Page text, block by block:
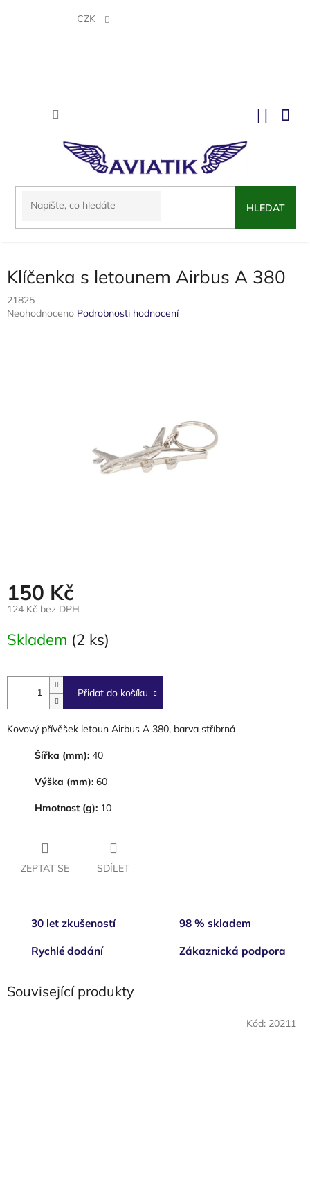
CZK
HLEDAT
Klíčenka s letounem Airbus A 380
21825
Průměrné
Neohodnoceno Podrobnosti hodnocení
150 Kč
124 Kč bez DPH
cena:
Skladem (2 ks)
Přidat do košíku
Kovový přívěšek letoun Airbus A 380, barva stříbrná
Šířka (mm): 40
Výška (mm): 60
Hmotnost (g): 10
ZEPTAT SE SDÍLET
30 let zkušeností 98 % skladem
Rychlé dodání Zákaznická podpora
Související produkty
Kód: 20211